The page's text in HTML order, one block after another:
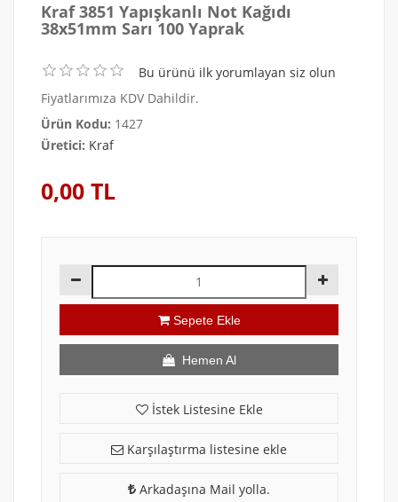
Kraf 3851 Yapışkanlı Not Kağıdı
38x51mm Sarı 100 Yaprak
Bu ürünü ilk yorumlayan siz olun
Fiyatlarımıza KDV Dahildir.
Ürün Kodu: 1427
Üretici: Kraf
0,00 TL
Sepete Ekle
Hemen Al
İstek Listesine Ekle
Karşılaştırma listesine ekle
Arkadaşına Mail yolla.